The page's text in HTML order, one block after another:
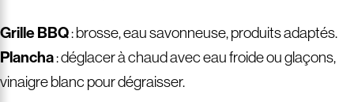
Grille BBQ: brosse, eau savonneuse, produits adaptés.
Plancha: déglacer à chaud avec eau froide ou glaçons,
vinaigre blanc pour dégraisser.